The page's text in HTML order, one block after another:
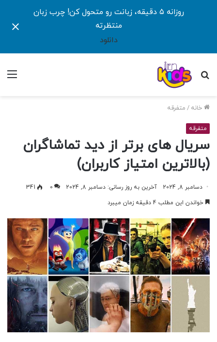
روزانه ۵ دقیقه، زبانت رو متحول کن! چرب زبان
منتظرته
دانلود
جستجو
خانه / متفرقه
متفرقه
سریال های برتر از دید تماشاگران
(بالاترین امتیاز کاربران)
دسامبر 8, 2024 آخرین به روز رسانی: دسامبر 8, 2024 0
341
خواندن این مطلب 4 دقیقه زمان میبرد